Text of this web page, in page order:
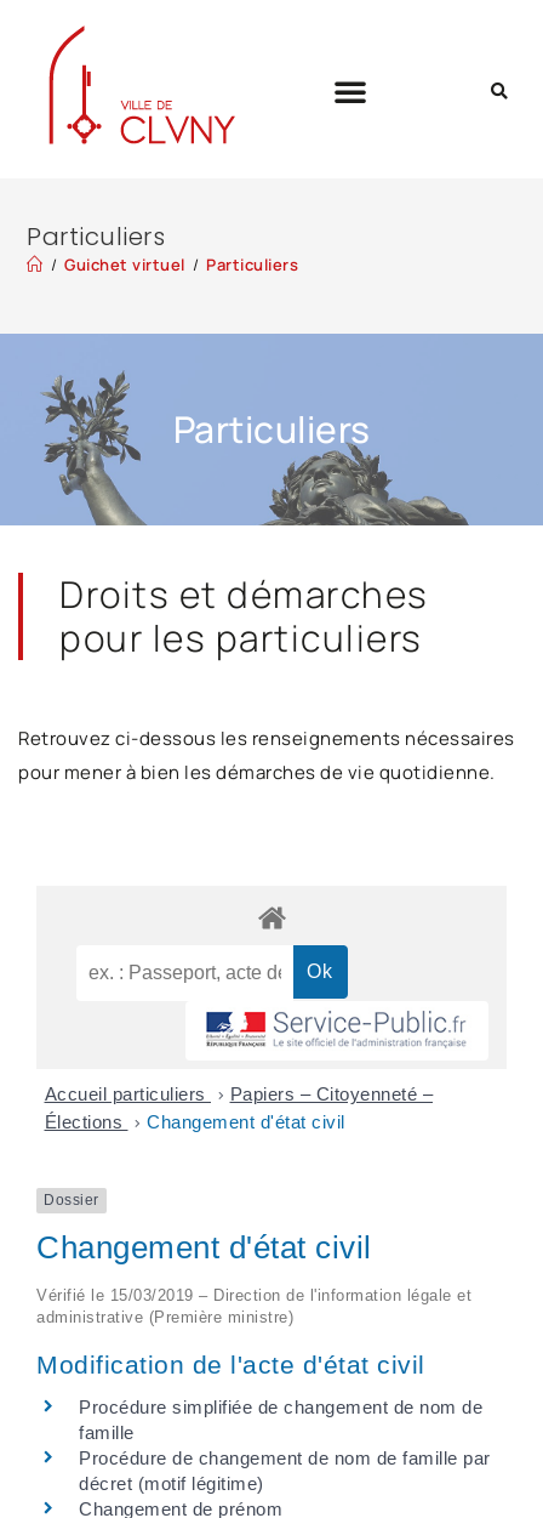
Particuliers
/ Guichet virtuel / Particuliers
Particuliers
Droits et démarches
pour les particuliers
Retrouvez ci-dessous les renseignements nécessaires
pour mener à bien les démarches de vie quotidienne.
Accueil particuliers > Papiers – Citoyenneté –
Élections
> Changement d'état civil
Dossier
Changement d'état civil
Vérifié le 15/03/2019 – Direction de l'information légale et
administrative (Première ministre)
Modification de l'acte d'état civil
Procédure simplifiée de changement de nom de
famille
Procédure de changement de nom de famille par
décret (motif légitime)
Changement de prénom